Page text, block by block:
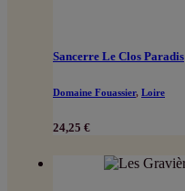
Sancerre Le Clos Paradis
Domaine Fouassier, Loire
24,25 €